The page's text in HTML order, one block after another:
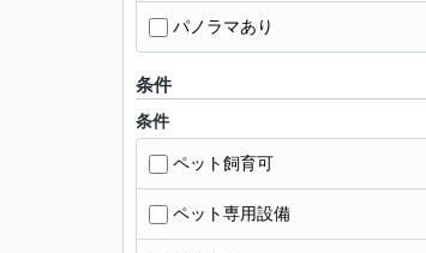
パノラマあり
条件
条件
ペット飼育可
ペット専用設備